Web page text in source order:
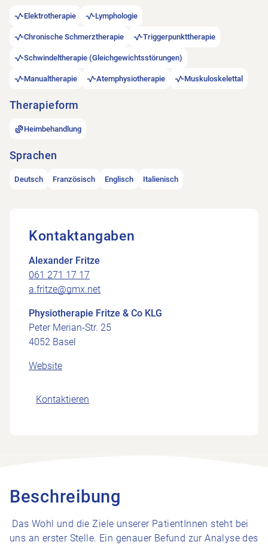
Elektrotherapie Lymphologie
Chronische Schmerztherapie Triggerpunkttherapie
Schwindeltherapie (Gleichgewichtsstörungen)
Manualtherapie Atemphysiotherapie Muskuloskelettal
Therapieform
Heimbehandlung
Sprachen
Deutsch Französisch Englisch Italienisch
Kontaktangaben
Alexander Fritze
061 271 17 17
a.fritze@gmx.net
Physiotherapie Fritze & Co KLG
Peter Merian-Str. 25
4052 Basel
Website
Kontaktieren
Beschreibung
Das Wohl und die Ziele unserer PatientInnen steht bei
uns an erster Stelle. Ein genauer Befund zur Analyse des